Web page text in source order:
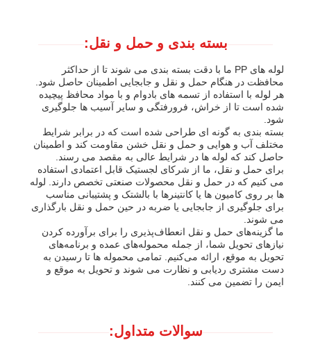
بسته بندی و حمل و نقل:
لوله های PP ما با دقت بسته بندی می شوند تا از حداکثر
محافظت در هنگام حمل و نقل و جابجایی اطمینان حاصل شود.
هر لوله با استفاده از تسمه های بادوام و با مواد محافظ پیچیده
شده است تا از خراش، فرورفتگی و سایر آسیب ها جلوگیری
شود.
بسته بندی به گونه ای طراحی شده است که در برابر شرایط
مختلف آب و هوایی و حمل و نقل خشن مقاومت کند و اطمینان
حاصل کند که لوله ها در شرایط عالی به مقصد می رسند.
برای حمل و نقل، ما از شرکای لجستیک قابل اعتمادی استفاده
می کنیم که در حمل و نقل محصولات صنعتی تخصص دارند. لوله
ها بر روی کامیون ها یا کانتینرها با بالشتک و پشتیبانی مناسب
برای جلوگیری از جابجایی یا ضربه در حین حمل و نقل بارگذاری
می شوند.
ما گزینه‌های حمل و نقل انعطاف‌پذیری را برای برآورده کردن
نیازهای تحویل شما، از جمله محموله‌های عمده و برنامه‌های
تحویل به موقع، ارائه می‌کنیم. تمامی محموله ها تا رسیدن به
دست مشتری ردیابی و نظارت می شوند و تحویل به موقع و
ایمن را تضمین می کنند.
سوالات متداول: